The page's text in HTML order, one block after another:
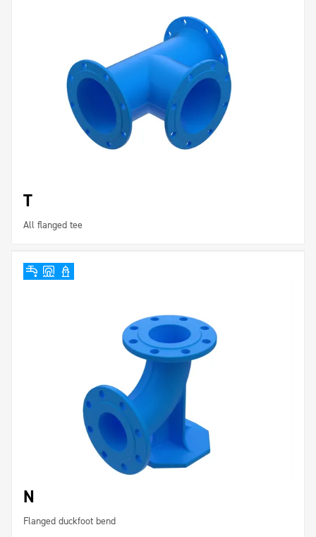
T
All flanged tee
N
Flanged duckfoot bend